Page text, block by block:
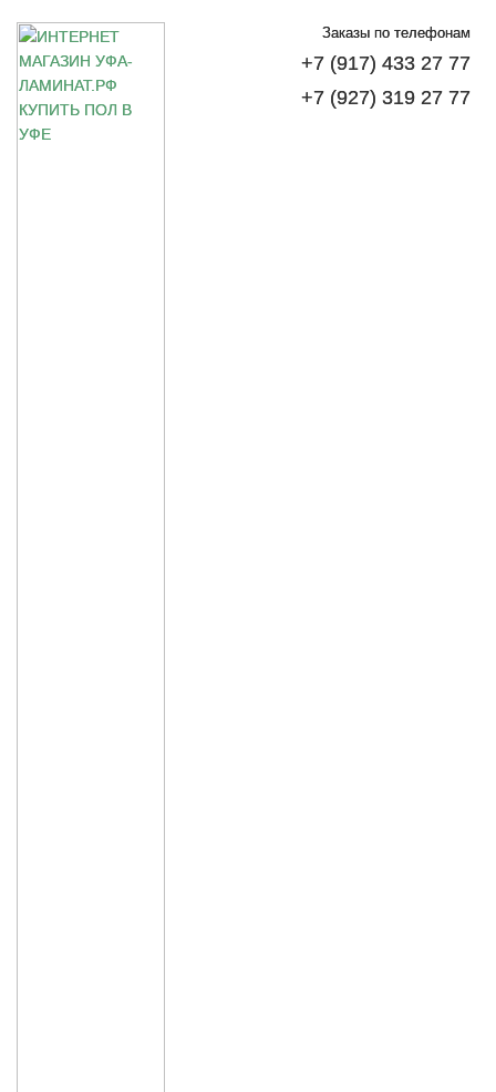
Заказы по телефонам
+7 (917) 433 27 77
+7 (927) 319 27 77